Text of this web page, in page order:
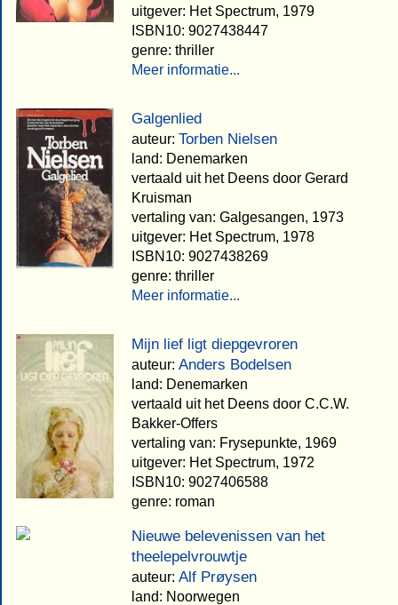
uitgever: Het Spectrum, 1979
ISBN10: 9027438447
genre: thriller
Meer informatie...
Galgenlied
auteur: Torben Nielsen
land: Denemarken
vertaald uit het Deens door Gerard
Kruisman
vertaling van: Galgesangen, 1973
uitgever: Het Spectrum, 1978
ISBN10: 9027438269
genre: thriller
Meer informatie...
Mijn lief ligt diepgevroren
auteur: Anders Bodelsen
land: Denemarken
vertaald uit het Deens door C.C.W.
Bakker-Offers
vertaling van: Frysepunkte, 1969
uitgever: Het Spectrum, 1972
ISBN10: 9027406588
genre: roman
Nieuwe belevenissen van het
theelepelvrouwtje
auteur: Alf Prøysen
land: Noorwegen